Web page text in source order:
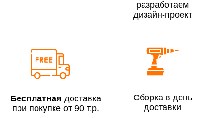
Сборка по Москве в будние дни при заказе:
До 300 000 руб.
7% (но не менее 2 500 руб.)
Свыше 300 000 руб.
разработаем
дизайн-проект
Бесплатная доставка
при покупке от 90 т.р.
Сборка в день
доставки